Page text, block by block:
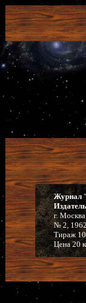
г. Москва
№ 2, 1962
Тираж
Цена 20